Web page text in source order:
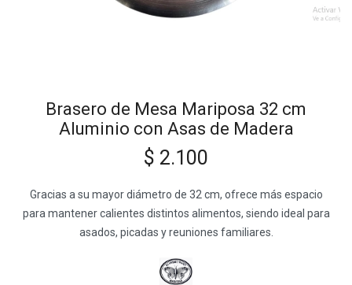
Brasero de Mesa Mariposa 32 cm
Aluminio con Asas de Madera
$ 2.100
Gracias a su mayor diámetro de 32 cm, ofrece más espacio
para mantener calientes distintos alimentos, siendo ideal para
asados, picadas y reuniones familiares.